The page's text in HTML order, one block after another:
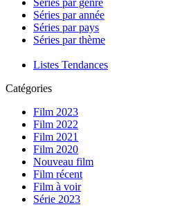
Séries par année
Séries par pays
Séries par thème
Listes Tendances
Catégories
Film 2023
Film 2022
Film 2021
Film 2020
Nouveau film
Film récent
Film à voir
Série 2023